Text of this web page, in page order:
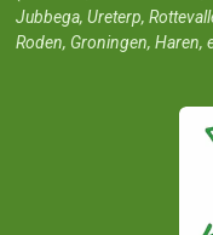
Jubbega, Ureterp,
Roden, Groningen, Haren,